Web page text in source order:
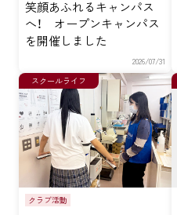
笑顔あふれるキャンパス
へ！ オープンキャンパス
を開催しました
2026/07/31
スクールライフ
クラブ活動